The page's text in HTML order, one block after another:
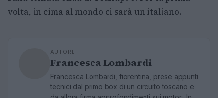
volta, in cima al mondo ci sarà un italiano.
AUTORE
Francesca Lombardi
Francesca Lombardi, fiorentina, prese appunti
tecnici dal primo box di un circuito toscano e